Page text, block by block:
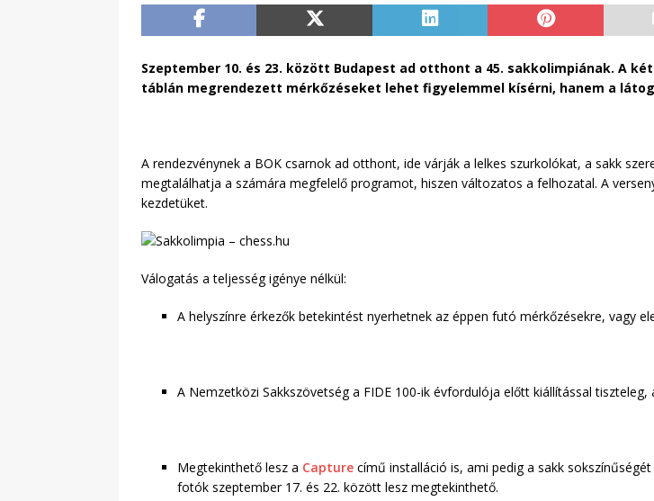
Szeptember 10. és 23. között Budapest ad otthont a 45. sakkolimpiának. A
táblán megrendezett mérkőzéseket lehet figyelemmel kísérni, hanem a
A rendezvénynek a BOK csarnok ad otthont, ide várják a lelkes szurkolókat, a sakk
megtalálhatja a számára megfelelő programot, hiszen változatos a felhozatal. A
kezdetüket.
Válogatás a teljesség igénye nélkül:
A helyszínre érkezők betekintést nyerhetnek az éppen futó mérkőzésekre, vagy
A Nemzetközi Sakkszövetség a FIDE 100-ik évfordulója előtt kiállítással
Megtekinthető lesz a Capture című installáció is, ami pedig a sakk
fotók szeptember 17. és 22. között lesz megtekinthető.